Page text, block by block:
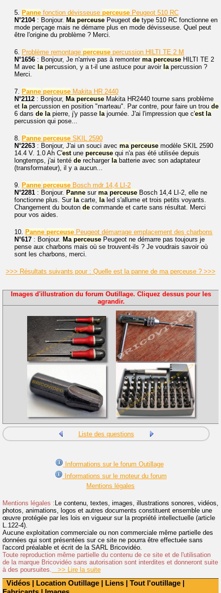
Vidéos | Location Outillage | Liens | Tout l'outillage |
5. Panne fonction dévisseuse perceuse Peugeot 510 RC
N°2104: Bonjour. Ma perceuse Peugeot de type 510 RC fonctionne en
mode perçage mais ne démarre plus en mode dévisseuse. Quel peut
être l'origine du problème ? Merci.
6. Problème remontage perceuse percussion HILTI TE 2 M
N°1656 : Bonjour, Je n'arrive pas à remonter ma perceuse HILTI TE 2
M avec lapercussion, y a t-il une astuce pour avoir lapercussion ?
Merci.
7. Panne perceuse Makita HR 2440
N°2112 : Bonjour, Ma perceuse Makita HR2440 tourne sans problème
et lapercussion en position "marteau". Par contre, pour faire un trou de
6 dans de lapierre, j'y passe lajournée. J'ai l'impression que c'est la
percussion qui pose...
8. Panne perceuse SKIL 2590
N°2263 : Bonjour, J'ai un souci avec ma perceuse modèle SKIL 2590
14.4 V. 1.0 Ah C'estune perceuse qui n'a pas été utilisée depuis
longtemps, j'ai tenté de recharger labatterie avec son adaptateur
(transformateur), il y a aucun...
9. Panne perceuse Bosch mdr 14,4 LI-2
N°2281 : Bonjour. Panne sur ma perceuse Bosch 14,4 LI-2, elle ne
fonctionne plus. Sur lacarte, laled s'allume et trois petits voyants.
Changement du bouton de commande et carte sans résultat. Merci
pour vos aides.
10. Panne perceuse Peugeot démarrage emplacement des charbons
N°617 : Bonjour. Ma perceuse Peugeot ne démarre pas toujours je
pense aux charbons mais où se trouvent-ils ? Je voudrais savoir où
sont les charbons, merci.
>>> Résultats suivants pour : Quelle est la panne de ma perceuse ? >>>
Images d'illustration du forum Outillage. Cliquez dessus pour les
agrandir.
Liste des questions
Informations sur le forum Outillage
Informations sur le moteur du forum
Mentions légales
Mentions légales : Le contenu, textes, images, illustrations sonores, vidéos,
photos, animations, logos et autres documents constituent ensemble une
œuvre protégée par les lois en vigueur sur la propriété intellectuelle (article
L.122-4).
Aucune exploitation commerciale ou non commerciale même partielle des
données qui sont présentées sur ce site ne pourra être effectuée sans
l'accord préalable et écrit de la SARL Bricovidéo.
Toute reproduction même partielle du contenu de ce site et de l'utilisation
de la marque Bricovidéo sans autorisation sont interdites et donneront suite
à des poursuites. >> Lire la suite